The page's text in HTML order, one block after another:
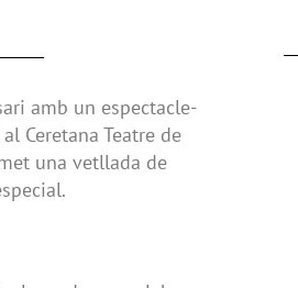
amb un espectacle-
Ceretana Teatre de
una vetllada de